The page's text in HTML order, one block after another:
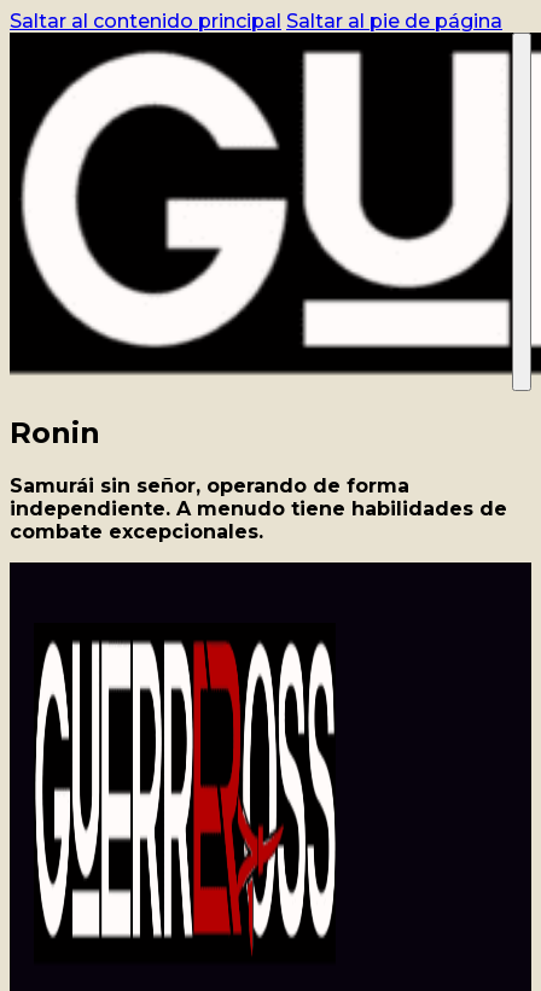
Saltar al contenido principal Saltar al pie de página
ACCEDER
TIENDA
Ronin
Samurái sin señor, operando de forma
independiente. A menudo tiene habilidades de
combate excepcionales.